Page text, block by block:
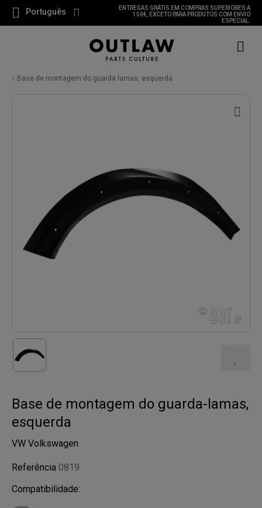
Português
ENTREGAS GRÁTIS EM COMPRAS SUPERIORES A
150€, EXCETO PARA PRODUTOS COM ENVIO
ESPECIAL.
Base de montagem do guarda lamas, esquerda
Base de montagem do guarda-lamas,
esquerda
VW Volkswagen
Referência 0819
Compatibilidade: